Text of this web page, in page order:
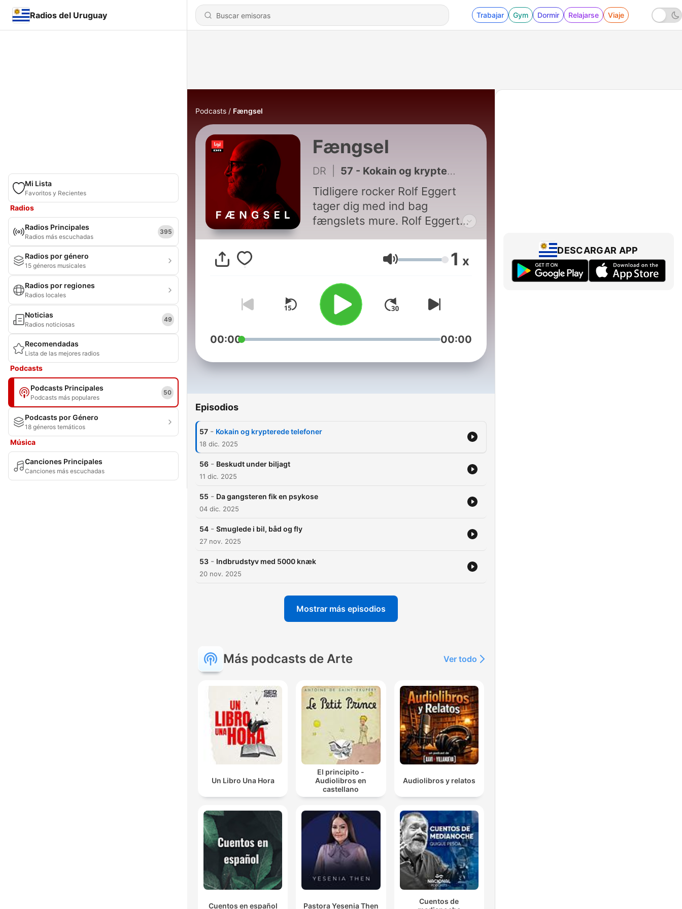
Radios del Uruguay Trabajar Gym Dormir Relajarse Viaje
Mi Lista
Favoritos y Recientes
Radios
Radios Principales
Radios más escuchadas
395
Radios por género
15 géneros musicales
Radios por regiones
Radios locales
Noticias
Radios noticiosas
49
Recomendadas
Lista de las mejores radios
Podcasts
Podcasts Principales
Podcasts más populares
50
Podcasts por Género
18 géneros temáticos
Música
Canciones Principales
Canciones más escuchadas
Podcasts Fængsel
Fængsel
DR 57 - Kokain og krypterede telefoner
Tidligere rocker Rolf Eggert
tager dig med ind bag
fængslets mure. Rolf Eggert
historier fra fængslet, når han
taler med nuværende og
anholdelsen, livet bag murene
og vejen videre efter
løsladelsen. Vært: Rolf Eggert.
Tilrettelæggelse: Asta Aaholm,
Mikkel Brygger Mortensen.
Produceret for DR af Beam
Volumen 1 x
00:00 00:00
Episodios
57 - Kokain og krypterede telefoner
18 dic. 2025
56 - Beskudt under biljagt
11 dic. 2025
55 - Da gangsteren fik en psykose
04 dic. 2025
54 - Smuglede i bil, båd og fly
27 nov. 2025
53 - Indbrudstyv med 5000 knæk
20 nov. 2025
Mostrar más episodios
Más podcasts de Arte Ver todo
Un Libro Una Hora
El principito -
Audiolibros en
castellano
Audiolibros y relatos
Cuentos en español Pastora Yesenia Then
Cuentos de
DESCARGAR APP